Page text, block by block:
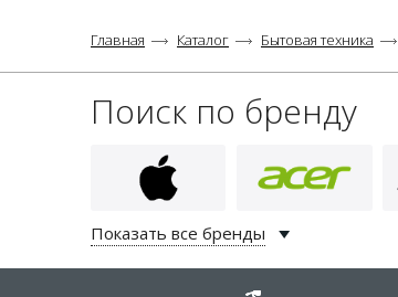
Главная Каталог Бытовая техника
Поиск по бренду
Показать все бренды